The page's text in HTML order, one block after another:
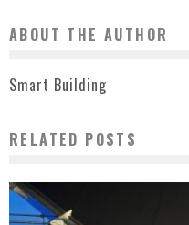
ABOUT THE AUTHOR
Smart Building
RELATED POSTS